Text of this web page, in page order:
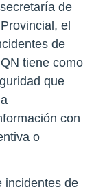
de
el
de
tiene como
que
con
o
incidentes de